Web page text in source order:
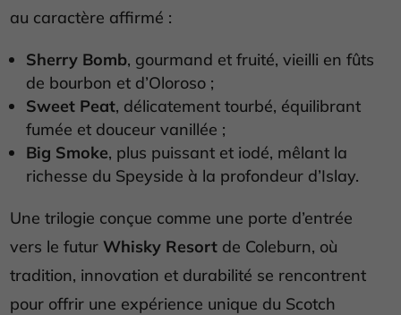
au caractère affirmé :
Sherry Bomb, gourmand et fruité, vieilli en fûts
de bourbon et d’Oloroso ;
Sweet Peat, délicatement tourbé, équilibrant
fumée et douceur vanillée ;
Big Smoke, plus puissant et iodé, mêlant la
richesse du Speyside à la profondeur d’Islay.
Une trilogie conçue comme une porte d’entrée
vers le futur Whisky Resortde Coleburn, où
tradition, innovation et durabilité se rencontrent
pour offrir une expérience unique du Scotch